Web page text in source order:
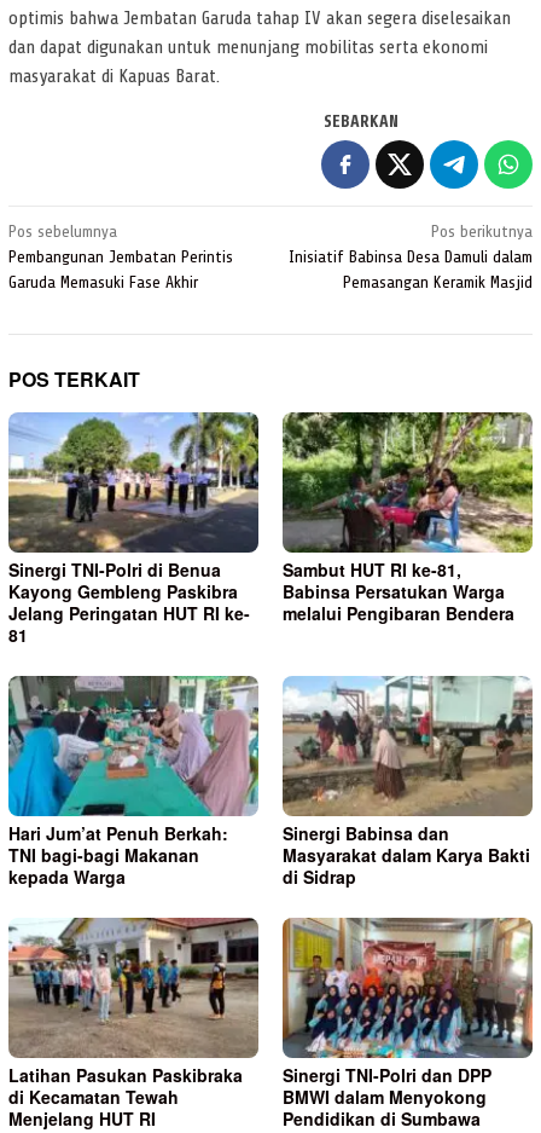
optimis bahwa Jembatan Garuda tahap IV akan segera diselesaikan
dan dapat digunakan untuk menunjang mobilitas serta ekonomi
masyarakat di Kapuas Barat.
SEBARKAN
Navigasi
pos
Pos sebelumnya
Pembangunan Jembatan Perintis
Garuda Memasuki Fase Akhir
Pos berikutnya
Inisiatif Babinsa Desa Damuli dalam
Pemasangan Keramik Masjid
POS TERKAIT
Sinergi TNI-Polri di Benua
Kayong Gembleng Paskibra
Jelang Peringatan HUT RI ke-
81
Sambut HUT RI ke-81,
Babinsa Persatukan Warga
melalui Pengibaran Bendera
Hari Jum’at Penuh Berkah:
TNI bagi-bagi Makanan
kepada Warga
Sinergi Babinsa dan
Masyarakat dalam Karya Bakti
di Sidrap
Latihan Pasukan Paskibraka
di Kecamatan Tewah
Menjelang HUT RI
Sinergi TNI-Polri dan DPP
BMWI dalam Menyokong
Pendidikan di Sumbawa